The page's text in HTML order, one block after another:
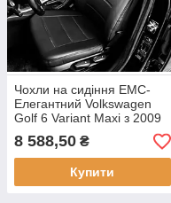
Чохли на сидіння EMC-
Елегантний Volkswagen
Golf 6 Variant Maxi з 2009
р
8 588,50 ₴
Купити